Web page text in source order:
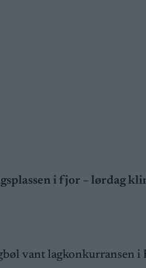
i fjor – lørdag
vant lagkonkurransen